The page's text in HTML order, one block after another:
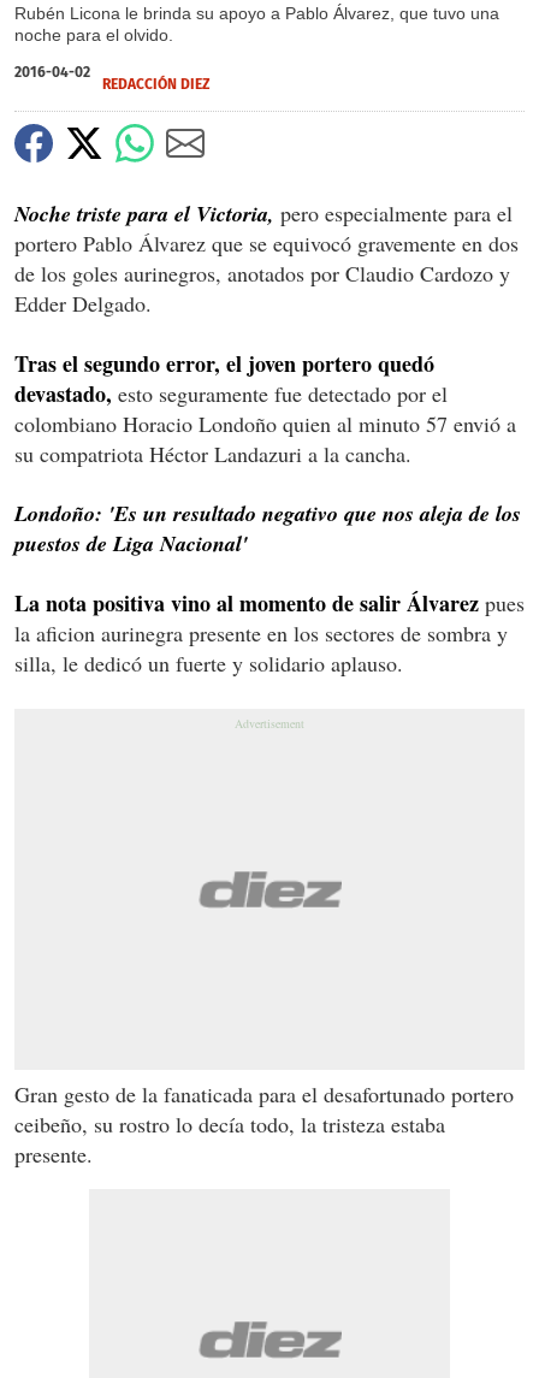
Rubén Licona le brinda su apoyo a Pablo Álvarez, que tuvo una
noche para el olvido.
2016-04-02
REDACCIÓN DIEZ
Noche triste para el Victoria, pero especialmente para el
portero Pablo Álvarez que se equivocó gravemente en dos
de los goles aurinegros, anotados por Claudio Cardozo y
Edder Delgado.
Tras el segundo error, el joven portero quedó
devastado, esto seguramente fue detectado por el
colombiano Horacio Londoño quien al minuto 57 envió a
su compatriota Héctor Landazuri a la cancha.
Londoño: 'Es un resultado negativo que nos aleja de los
puestos de Liga Nacional'
La nota positiva vino al momento de salir Álvarez pues
la aficion aurinegra presente en los sectores de sombra y
silla, le dedicó un fuerte y solidario aplauso.
Gran gesto de la fanaticada para el desafortunado portero
ceibeño, su rostro lo decía todo, la tristeza estaba
presente.